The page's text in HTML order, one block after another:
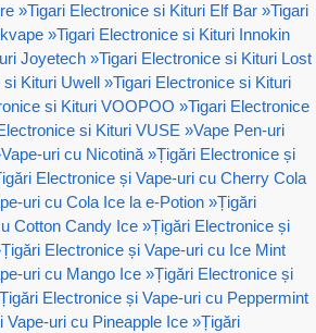
»Tigari Electronice si Kituri Elf Bar »Tigari
»Tigari Electronice si Kituri Innokin
Joyetech »Tigari Electronice si Kituri Lost
Kituri Uwell »Tigari Electronice si Kituri
si Kituri VOOPOO »Tigari Electronice
si Kituri VUSE »Vape Pen-uri
Vape-uri cu Nicotină »Țigări Electronice și
Electronice și Vape-uri cu Cherry Cola
uri cu Cola Ice la e-Potion »Țigări
Cotton Candy Ice »Țigări Electronice și
Țigări Electronice și Vape-uri cu Ice Mint
uri cu Mango Ice »Țigări Electronice și
Țigări Electronice și Vape-uri cu Peppermint
Vape-uri cu Pineapple Ice »Țigări